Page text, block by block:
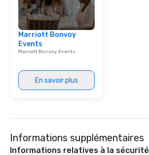
Marriott Bonvoy
Events
Marriott Bonvoy Events
En savoir plus
Informations supplémentaires
Informations relatives à la sécurité